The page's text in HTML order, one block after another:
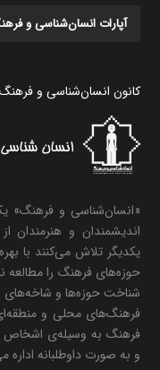
آپارات انسان‌شناسی و فرهنگ
کانون انسان‌شناسی و فرهنگ
«انسان‌شناسی و فرهنگ» یک
اندیشمندان و هنرمندان
یکدیگر تلاش می‌کنند با
حوزه‌های فرهنگ را مطالعه
شناخت حوزه‌ها و شاخه‌های
فرهنگ‌های محلی و
فرهنگ به وسیله‌ی اشخاص
و به صورت داوطلبانه اداره